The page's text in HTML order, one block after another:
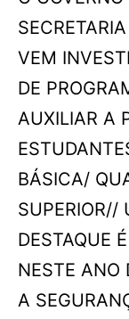
VEM
DE
AUXILIAR A
BÁSICA/
SUPERIOR//
DESTAQUE
NESTE ANO
A